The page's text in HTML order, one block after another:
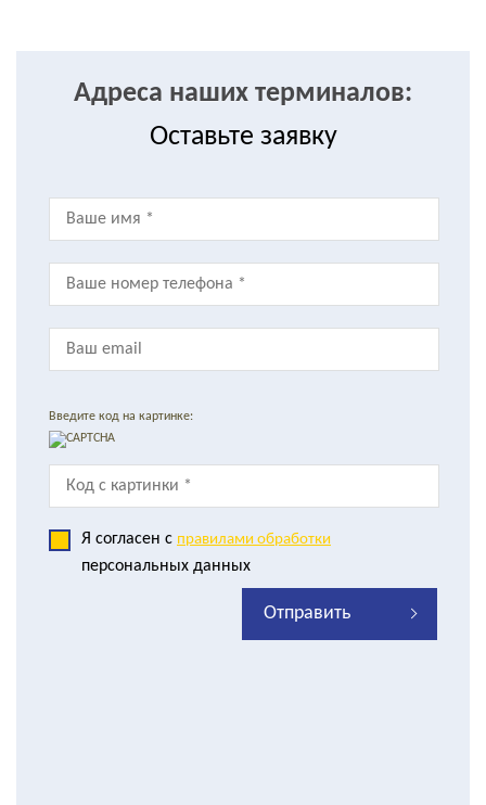
Адреса наших терминалов:
Оставьте заявку
Введите код на картинке:
Я согласен с правилами обработки
персональных данных
Отправить